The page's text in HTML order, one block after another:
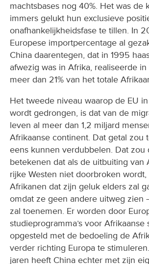
machtsbases nog 40%. Het was de
immers gelukt hun exclusieve
onafhankelijkheidsfase te tillen. In
Europese importpercentage al
China daarentegen, dat in 1995
afwezig was in Afrika, realiseerde
meer dan 21% van het totale
Het tweede niveau waarop de EU
wordt gedrongen, is dat van de
leven al meer dan 1,2 miljard
Afrikaanse continent. Dat getal zou
eens kunnen verdubbelen. Dat zou
betekenen dat als de uitbuiting van
rijke Westen niet doorbroken wordt,
Afrikanen dat zijn geluk elders zal
omdat ze geen andere uitweg zien
zal toenemen. Er worden door
studieprogramma’s voor Afrikaanse
opgesteld met de bedoeling de
verder richting Europa te
jaren heeft China echter met zijn